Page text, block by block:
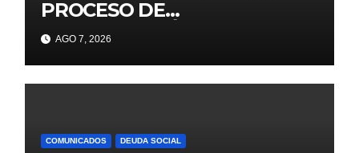
PROCESO DE
CONTRATACIÓN DOCENTE
2026 PUBLICACIÓN DE
PLAZAS VACANTES PARA
ETAPA PUN EBR PRIMARIA,
AGO 7, 2026
COMUNICADOS DEUDA SOCIAL